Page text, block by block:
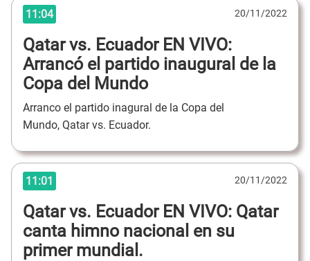
11:04 20/11/2022
Qatar vs. Ecuador EN VIVO:
Arrancó el partido inaugural de la
Copa del Mundo
Arranco el partido inagural de la Copa del
Mundo, Qatar vs. Ecuador.
11:01 20/11/2022
Qatar vs. Ecuador EN VIVO: Qatar
canta himno nacional en su
primer mundial.